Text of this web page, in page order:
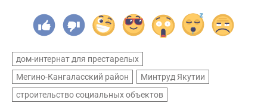
дом-интернат для престарелых
Мегино-Кангаласский район
Минтруд Якутии
строительство социальных объектов